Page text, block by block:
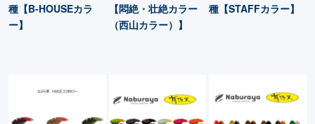
種【B-HOUSEカラ
ー】
【悶絶・壮絶カラー
（西山カラー）】
種【STAFFカラー】